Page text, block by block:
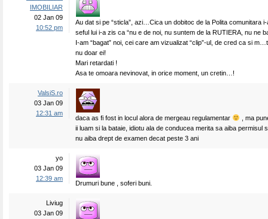
IMOBILIAR
02 Jan 09
10:52 pm
Au dat si pe “sticla”, azi…Cica un dobitoc de la Polita comunitara
seful lui i-a zis ca “nu e de noi, nu suntem de la RUTIERA, nu ne
I-am “bagat” noi, cei care am vizualizat “clip”-ul, de cred ca si
nu doar ei!
Mari retardati !
Asa te omoara nevinovat, in orice moment, un cretin…!
ValsiS.ro
03 Jan 09
12:31 am
daca as fi fost in locul alora de mergeau regulamentar
, ma
ii luam si la bataie, idiotu ala de conducea merita sa aiba permisul
nu aiba drept de examen decat peste 3 ani
yo
03 Jan 09
12:39 am
Drumuri bune , soferi buni.
Liviug
03 Jan 09